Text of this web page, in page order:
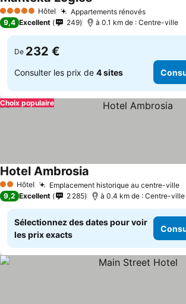
5 Étoiles Hôtel Appartements rénovés
9,4 Excellent 249 à 0.1 km de : Centre-ville
De 232 €
Consulter les prix de 4 sites
Choix populaire
2 Étoiles
Hôtel Emplacement historique au centre-ville
Hotel Ambrosia
9,2 Excellent 2 285 à 0.4 km de : Centre-ville
Sélectionnez des dates pour voir
les prix exacts